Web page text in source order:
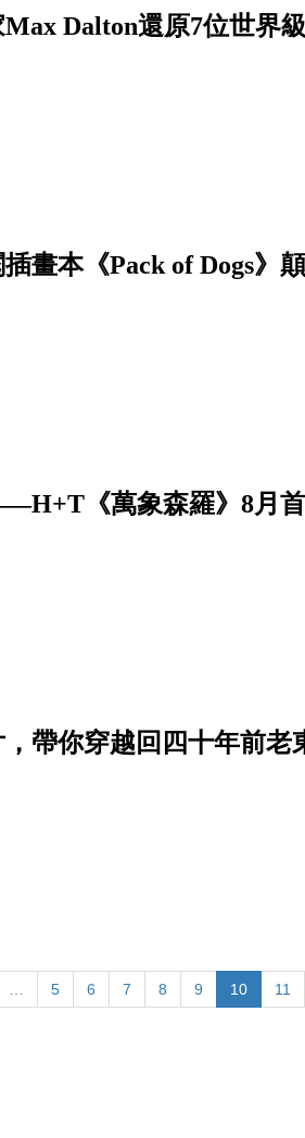
Dalton還原7位世界
畫本《Pack of Dogs》
《萬象森羅》8月
帶你穿越回四十年前老
… 5 6 7 8 9 10 11